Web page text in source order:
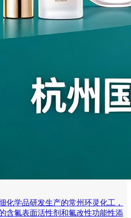
化学品研发生产的常州环灵化工，
含氟表面活性剂和氟改性功能性添